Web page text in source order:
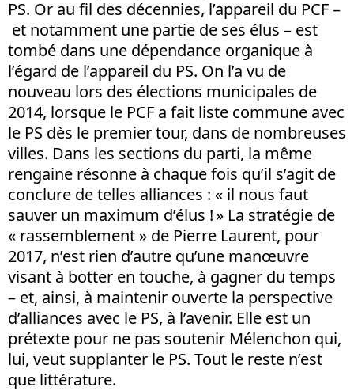
PS. Or au fil des décennies, l’appareil du PCF –
et notamment une partie de ses élus – est
tombé dans une dépendance organique à
l’égard de l’appareil du PS. On l’a vu de
nouveau lors des élections municipales de
2014, lorsque le PCF a fait liste commune avec
le PS dès le premier tour, dans de nombreuses
villes. Dans les sections du parti, la même
rengaine résonne à chaque fois qu’il s’agit de
conclure de telles alliances : « il nous faut
sauver un maximum d’élus ! » La stratégie de
« rassemblement » de Pierre Laurent, pour
2017, n’est rien d’autre qu’une manœuvre
visant à botter en touche, à gagner du temps
– et, ainsi, à maintenir ouverte la perspective
d’alliances avec le PS, à l’avenir. Elle est un
prétexte pour ne pas soutenir Mélenchon qui,
lui, veut supplanter le PS. Tout le reste n’est
que littérature.